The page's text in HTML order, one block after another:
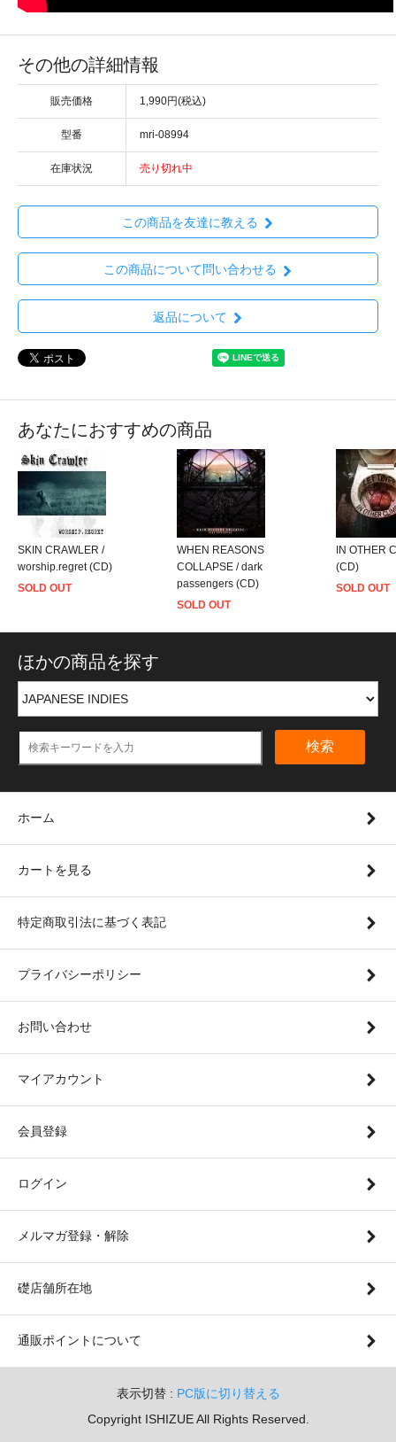
その他の詳細情報
販売価格 1,990円(税込)
型番 mri-08994
在庫状況 売り切れ中
この商品を友達に教える
この商品について問い合わせる
返品について
あなたにおすすめの商品
SKIN CRAWLER /
worship.regret (CD)
SOLD OUT
WHEN REASONS
COLLAPSE / dark
passengers (CD)
SOLD OUT
IN OTHER
(CD)
SOLD OUT
ほかの商品を探す
検索
ホーム
カートを見る
特定商取引法に基づく表記
プライバシーポリシー
お問い合わせ
マイアカウント
会員登録
ログイン
メルマガ登録・解除
礎店舗所在地
通販ポイントについて
表示切替 : PC版に切り替える
Copyright ISHIZUE All Rights Reserved.